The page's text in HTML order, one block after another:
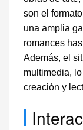
son el
una amplia
romances
Además, el
multimedia,
creación y